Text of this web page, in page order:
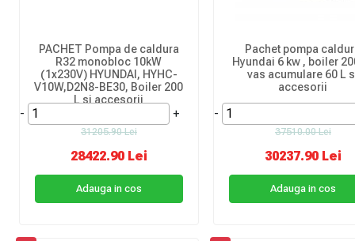
PACHET Pompa de caldura
R32 monobloc 10kW
(1x230V) HYUNDAI, HYHC-
V10W,D2N8-BE30, Boiler 200
L si accesorii
- +
31205.90 Lei
28422.90 Lei
Adauga in cos
Pachet pompa
Hyundai 6 kw , boiler
vas acumulare 60 L
accesorii
-
37510.00 Lei
30237.90 Lei
Adauga in cos